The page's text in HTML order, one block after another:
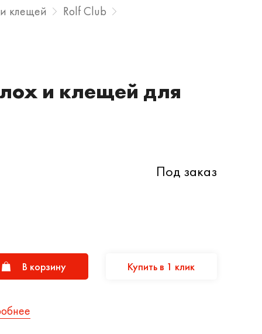
клещей
Rolf Club
и клещей для
Под заказ
В корзину Купить в 1 клик